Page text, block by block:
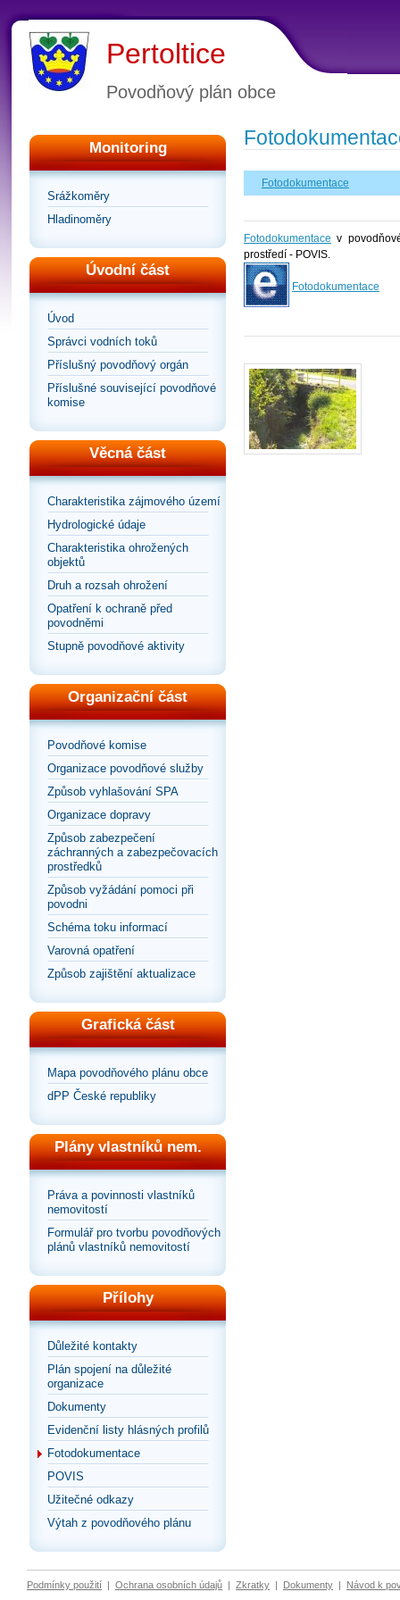
Pertoltice
Povodňový plán obce
Monitoring
Srážkoměry
Hladinoměry
Úvodní část
Úvod
Správci vodních toků
Příslušný povodňový orgán
Příslušné související povodňové
komise
Věcná část
Charakteristika zájmového území
Hydrologické údaje
Charakteristika ohrožených
objektů
Druh a rozsah ohrožení
Opatření k ochraně před
povodněmi
Stupně povodňové aktivity
Organizační část
Povodňové komise
Organizace povodňové služby
Způsob vyhlašování SPA
Organizace dopravy
Způsob zabezpečení
záchranných a zabezpečovacích
prostředků
Způsob vyžádání pomoci při
povodni
Schéma toku informací
Varovná opatření
Způsob zajištění aktualizace
Grafická část
Mapa povodňového plánu obce
dPP České republiky
Plány vlastníků nem.
Práva a povinnosti vlastníků
nemovitostí
Formulář pro tvorbu povodňových
plánů vlastníků nemovitostí
Přílohy
Důležité kontakty
Plán spojení na důležité
organizace
Dokumenty
Evidenční listy hlásných profilů
Fotodokumentace
POVIS
Užitečné odkazy
Výtah z povodňového plánu
Fotodokumentace
Fotodokumentace v
prostředí - POVIS.
Fotodokumentace
Podmínky použití | Ochrana osobních údajů | Zkratky | Dokumenty | Návod k